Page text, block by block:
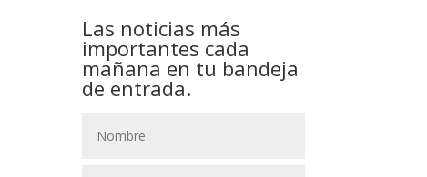
Las noticias más
importantes cada
mañana en tu bandeja
de entrada.